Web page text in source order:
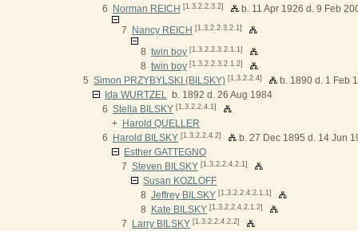
6 Norman REICH [1.3.2.2.3.2]
b. 11 Apr 1926 d. 9 Feb
7
Nancy REICH [1.3.2.2.3.2.1]
8 twin boy [1.3.2.2.3.2.1.1]
8 twin boy [1.3.2.2.3.2.1.2]
5 Simon PRZYBYLSKI (BILSKY) [1.3.2.2.4]
b. 1890 d. 1 Feb
Ida WURTZEL b. 1892 d. 26 Aug 1984
6 Stella BILSKY [1.3.2.2.4.1]
+ Harold QUELLER
6
Harold BILSKY [1.3.2.2.4.2]
b. 27 Dec 1895 d. 14 Jun
Esther GATTEGNO
7 Steven BILSKY [1.3.2.2.4.2.1]
Susan KOZLOFF
8 Jeffrey BILSKY [1.3.2.2.4.2.1.1]
8 Kate BILSKY [1.3.2.2.4.2.1.2]
7 Larry BILSKY [1.3.2.2.4.2.2]